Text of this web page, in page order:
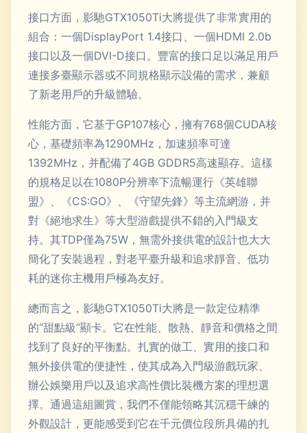
接口方面，影馳GTX1050Ti大將提供了非常實用的
組合：一個DisplayPort 1.4接口、一個HDMI 2.0b
接口以及一個DVI-D接口。豐富的接口足以滿足用戶
連接多臺顯示器或不同規格顯示設備的需求，兼顧
了新老用戶的升級體驗。
性能方面，它基于GP107核心，擁有768個CUDA核
心，基礎頻率為1290MHz，加速頻率可達
1392MHz，并配備了4GB GDDR5高速顯存。這樣
的規格足以在1080P分辨率下流暢運行《英雄聯
盟》、《CS:GO》、《守望先鋒》等主流網游，并
對《絕地求生》等大型游戲提供不錯的入門級支
持。其TDP僅為75W，無需外接供電的設計也大大
簡化了安裝過程，對老平臺升級和追求靜音、低功
耗的迷你主機用戶極為友好。
總而言之，影馳GTX1050Ti大將是一款定位精準
的“甜點級”顯卡。它在性能、散熱、靜音和價格之間
找到了良好的平衡點。扎實的做工、實用的接口和
無外接供電的便捷性，使其成為入門級游戲玩家、
辦公娛樂用戶以及追求高性價比裝機方案的理想選
擇。通過這組圖賞，我們不僅能領略其沉穩干練的
外觀設計，更能感受到它在千元價位段所具備的扎